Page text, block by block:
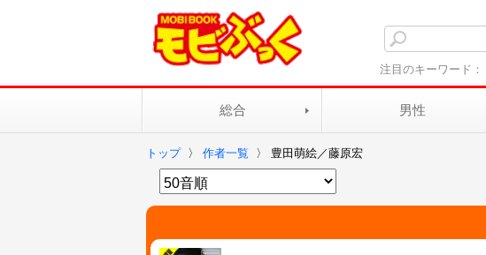
注目のキーワード：
総合 男性
トップ 〉 作者一覧 〉 豊田萌絵／藤原宏